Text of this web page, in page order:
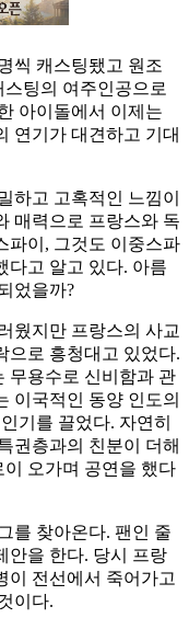
씩 캐스팅됐고 원조
팅의 여주인공으로
아이돌에서 이제는
연기가 대견하고 기대
하고 고혹적인 느낌이
매력으로 프랑스와 독
파이, 그것도 이중스파
다고 알고 있다. 아름
었을까?
웠지만 프랑스의 사교
으로 흥청대고 있었다.
무용수로 신비함과 관
이국적인 동양 인도의
기를 끌었다. 자연히
권층과의 친분이 더해
오가며 공연을 했다
를 찾아온다. 팬인 줄
안을 한다. 당시 프랑
이 전선에서 죽어가고
이다.